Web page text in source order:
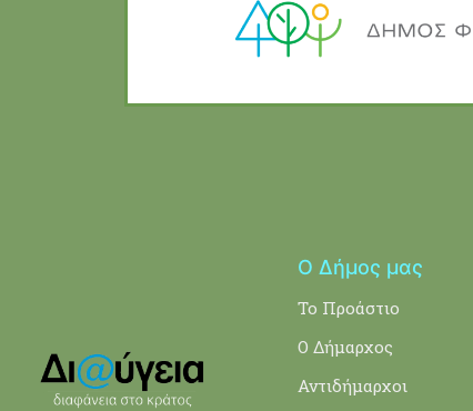
Ο Δήμος μας
Το Προάστιο
Ο Δήμαρχος
Αντιδήμαρχοι